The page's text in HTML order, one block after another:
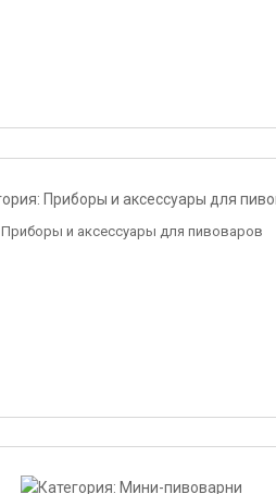
Приборы и аксессуары для пивоваров